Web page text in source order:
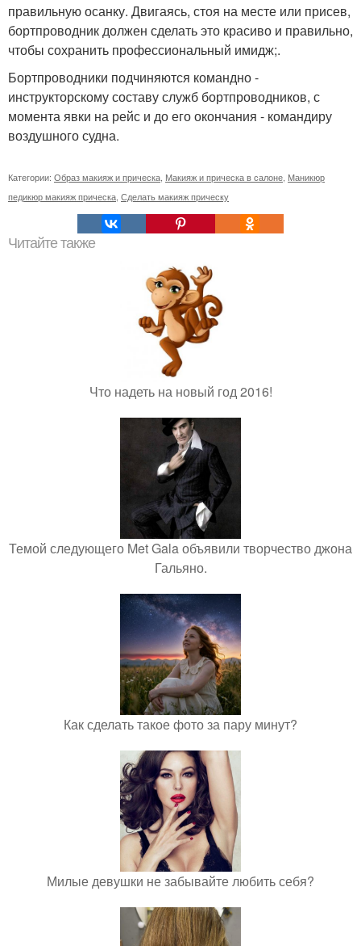
правильную осанку. Двигаясь, стоя на месте или присев,
бортпроводник должен сделать это красиво и правильно,
чтобы сохранить профессиональный имидж;.
Бортпроводники подчиняются командно -
инструкторскому составу служб бортпроводников, с
момента явки на рейс и до его окончания - командиру
воздушного судна.
Категории: Образ макияж и прическа Макияж и прическа в салоне Маникюр
педикюр макияж прическа Сделать макияж прическу
Читайте также
Что надеть на новый год 2016!
Темой следующего Met Gala объявили творчество джона
Гальяно.
Как сделать такое фото за пару минут?
Милые девушки не забывайте любить себя?